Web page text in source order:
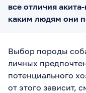
все отличия
каким людям они
Выбор породы
личных
потенциального
от этого зависит,